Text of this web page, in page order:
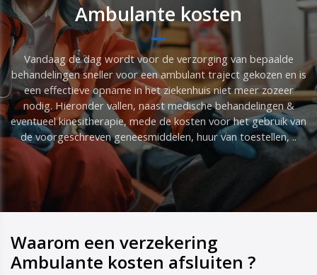
Ambulante kosten
Vandaag de dag wordt voor de verzorging van bepaalde
behandelingen sneller voor een ambulant traject gekozen en is
een effectieve opname in het ziekenhuis niet meer zozeer
nodig. Hieronder vallen, naast medische behandelingen &
eventueel kinesitherapie, mede de kosten voor het gebruik van
de voorgeschreven geneesmiddelen, huur van toestellen, ..
Waarom een verzekering
Ambulante kosten afsluiten ?